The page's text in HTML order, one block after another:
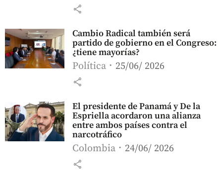
share
Cambio Radical también será
partido de gobierno en el Congreso:
¿tiene mayorías?
Política 25/06/ 2026
share
El presidente de Panamá y De la
Espriella acordaron una alianza
entre ambos países contra el
narcotráfico
Colombia 24/06/ 2026
share